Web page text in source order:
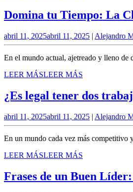
Domina tu Tiempo: La
abril 11, 2025abril 11, 2025 | Alejandro
En el mundo actual, ajetreado y lleno de
LEER MÁSLEER MÁS
¿Es legal tener dos
abril 11, 2025abril 11, 2025 | Alejandro
En un mundo cada vez más competitivo
LEER MÁSLEER MÁS
Frases de un Buen